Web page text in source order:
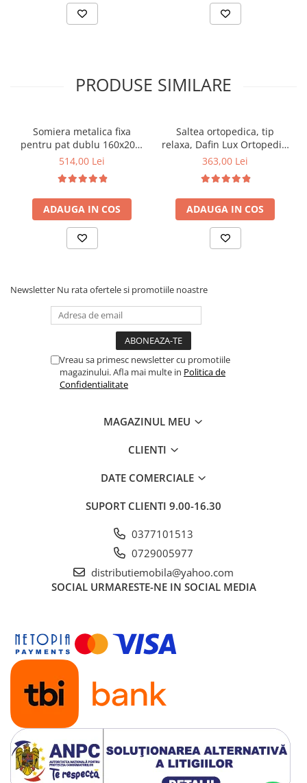
PRODUSE SIMILARE
Somiera metalica fixa
pentru pat dublu 160x200,
6 picioare, 32 lamele lemn
saltea ferm, negru
514,00 Lei
ADAUGA IN COS
Saltea ortopedica, tip
relaxa, Dafin Lux Ortopedic,
90x200x21cm, fermitate
tip Bonell, fata vara-iarna,
sistem de aerisire cu
butoni, Salt Confort
363,00 Lei
ADAUGA IN COS
Newsletter Nu rata ofertele si promotiile noastre
Vreau sa primesc newsletter cu promotiile
magazinului. Afla mai multe in Politica de
Confidentialitate
MAGAZINUL MEU
CLIENTI
DATE COMERCIALE
SUPORT CLIENTI 9.00-16.30
0377101513
0729005977
distributiemobila@yahoo.com
SOCIAL URMARESTE-NE IN SOCIAL MEDIA